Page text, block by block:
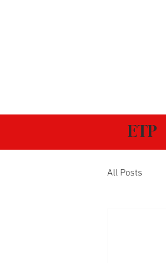
ETP
All Posts